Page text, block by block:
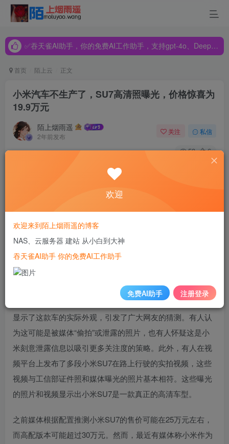
✅吞天雀AI助手，你的免费AI工作助手，支持gpt-4o、DeepSeek、Claude🔥🔥🔥🔥
✅吞天雀AI助手，你的免费AI工作助手，支持gpt-4o、DeepSeek、Claude🔥🔥🔥🔥
首页 陌上云 正文
小米汽车不生产了，SU7高清照曝光，价格惊喜为
19.9万元
陌上烟雨遥
2年前发布
关注 私信
53 6
雷军在央视《面对面》栏目中透露了与汽车相关的重要信
问津，但又害怕车辆过于火爆导致供不应求，消费者需要长
时间等待交车，这也容易引发公众的不满。此外，雷军指
出，为了小米汽车的研发，小米投入了3400名工程师和超过
100亿元的资金。雷军也表示，小米汽车是他赌上一生声誉
的创业项目，是他希望一定要成功的一次创业决策。
小米首款汽车在工信部新品目录中的曝光引发了全网议论，
最近更是有媒体公布了该车的高清照片和无伪装视频。照片
显示了这款车的实际外观，引发了广大网友的猜测。有人认
为这可能是被媒体“偷拍”或泄露的照片，也有人怀疑这是小
米刻意泄露信息以吸引更多关注度的策略。此外，有人在视
频平台上发布了多段小米SU7在路上行驶的实拍视频，这些
视频与工信部证件照和媒体曝光的照片基本相符。这些曝光
的照片和视频显示出小米SU7是一款真正的高清车型。
之前媒体根据配置推测小米SU7的售价可能在25万元左右，
而高配版本可能超过30万元。然而，最近有媒体称小米作为
欢迎
欢迎来到陌上烟雨遥的博客
NAS、云服务器 建站 从小白到大神
吞天雀AI助手 你的免费AI工作助手
免费AI助手 注册登录